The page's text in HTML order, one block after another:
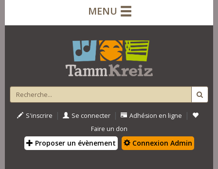
MENU
S'inscrire | Se connecter | Adhésion en ligne |
Faire un don
Proposer un évènement Connexion Admin